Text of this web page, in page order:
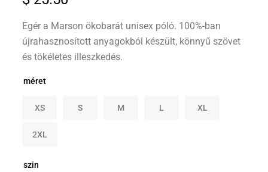
Egér a Marson ökobarát unisex póló. 100%-ban
újrahasznosított anyagokból készült, könnyű szövet
és tökéletes illeszkedés.
méret
XS S M L XL
2XL
szin